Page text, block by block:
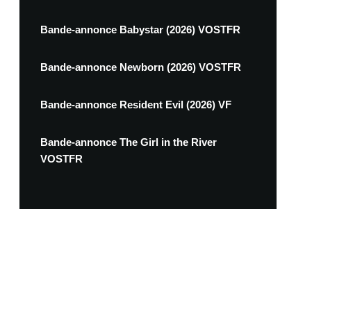
Bande-annonce Babystar (2026) VOSTFR
Bande-annonce Newborn (2026) VOSTFR
Bande-annonce Resident Evil (2026) VF
Bande-annonce The Girl in the River
VOSTFR